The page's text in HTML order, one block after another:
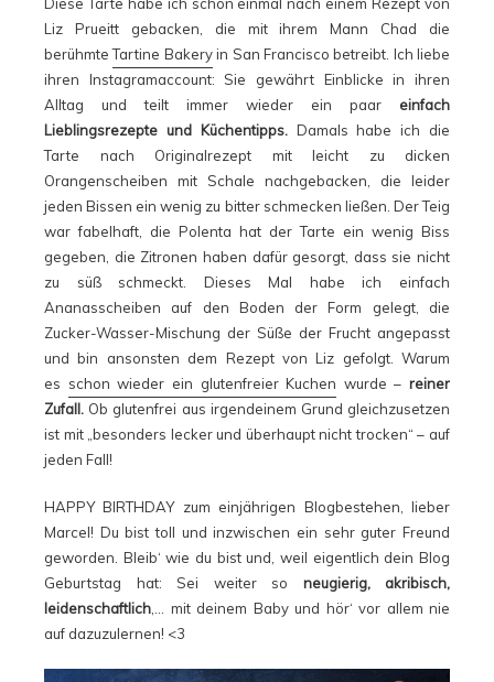
Liz Prueitt gebacken, die mit ihrem Mann Chad die
berühmteTartine Bakeryin San Francisco betreibt. Ich liebe
ihren Instagramaccount: Sie gewährt Einblicke in ihren
Alltag und teilt immer wieder ein paar einfach
Lieblingsrezepte und Küchentipps.Damals habe ich die
Tarte nach Originalrezept mit leicht zu dicken
Orangenscheiben mit Schale nachgebacken, die leider
jeden Bissen ein wenig zu bitter schmecken ließen. Der Teig
war fabelhaft, die Polenta hat der Tarte ein wenig Biss
gegeben, die Zitronen haben dafür gesorgt, dass sie nicht
zu süß schmeckt. Dieses Mal habe ich einfach
Ananasscheiben auf den Boden der Form gelegt, die
Zucker-Wasser-Mischung der Süße der Frucht angepasst
und bin ansonsten dem Rezept von Liz gefolgt. Warum
es schon wieder ein glutenfreier Kuchen wurde – reiner
Zufall. Ob glutenfrei aus irgendeinem Grund gleichzusetzen
ist mit „besonders lecker und überhaupt nicht trocken“ – auf
jeden Fall!
HAPPY BIRTHDAY zum einjährigen Blogbestehen, lieber
Marcel! Du bist toll und inzwischen ein sehr guter Freund
geworden. Bleib‘ wie du bist und, weil eigentlich dein Blog
Geburtstag hat: Sei weiter so neugierig, akribisch,
leidenschaftlich ,… mit deinem Baby und hör‘ vor allem nie
auf dazuzulernen! <3